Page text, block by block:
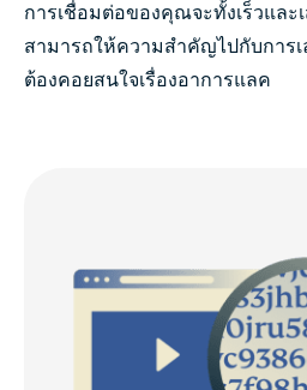
การเชื่อมต่อของคุณจะทั้งเร็วแล
สามารถให้ความสำคัญไปกับการ
ต้องคอยสนใจเรื่องอาการแลค